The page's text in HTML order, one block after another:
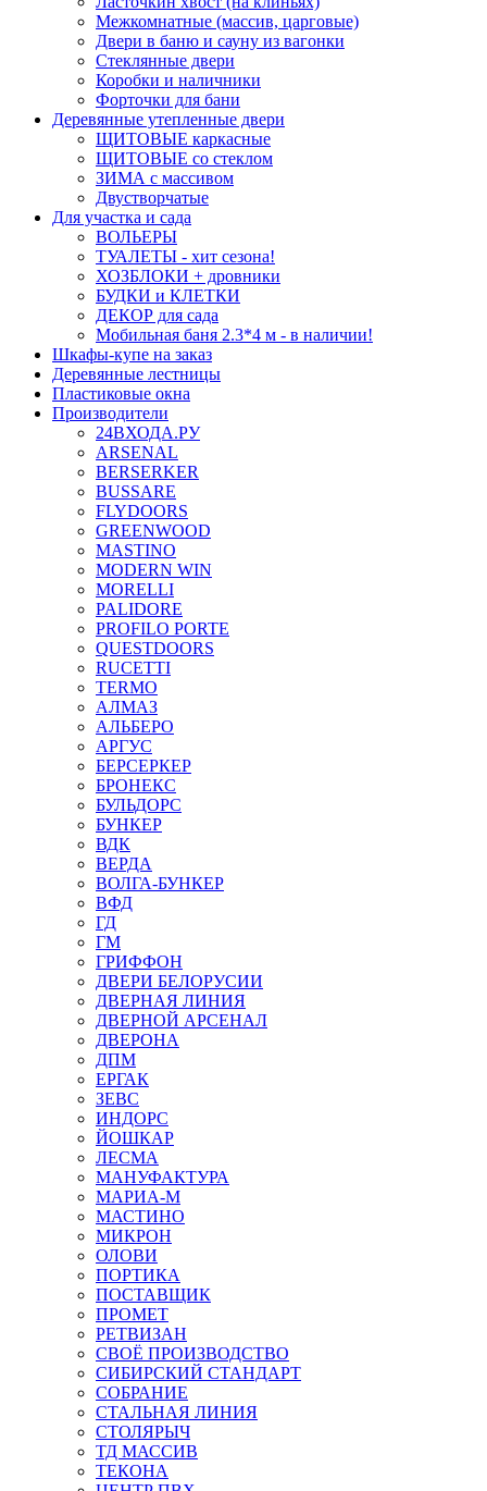
Межкомнатные (массив, царговые)
Двери в баню и сауну из вагонки
Стеклянные двери
Коробки и наличники
Форточки для бани
Деревянные утепленные двери
ЩИТОВЫЕ каркасные
ЩИТОВЫЕ со стеклом
ЗИМА с массивом
Двустворчатые
Для участка и сада
ВОЛЬЕРЫ
ТУАЛЕТЫ - хит сезона!
ХОЗБЛОКИ + дровники
БУДКИ и КЛЕТКИ
ДЕКОР для сада
Мобильная баня 2.3*4 м - в наличии!
Шкафы-купе на заказ
Деревянные лестницы
Пластиковые окна
Производители
24ВХОДА.РУ
ARSENAL
BERSERKER
BUSSARE
FLYDOORS
GREENWOOD
MASTINO
MODERN WIN
MORELLI
PALIDORE
PROFILO PORTE
QUESTDOORS
RUCETTI
TERMO
АЛМАЗ
АЛЬБЕРО
АРГУС
БЕРСЕРКЕР
БРОНЕКС
БУЛЬДОРС
БУНКЕР
ВДК
ВЕРДА
ВОЛГА-БУНКЕР
ВФД
ГД
ГМ
ГРИФФОН
ДВЕРИ БЕЛОРУСИИ
ДВЕРНАЯ ЛИНИЯ
ДВЕРНОЙ АРСЕНАЛ
ДВЕРОНА
ДПМ
ЕРГАК
ЗЕВС
ИНДОРС
ЙОШКАР
ЛЕСМА
МАНУФАКТУРА
МАРИА-М
МАСТИНО
МИКРОН
ОЛОВИ
ПОРТИКА
ПОСТАВЩИК
ПРОМЕТ
РЕТВИЗАН
СВОЁ ПРОИЗВОДСТВО
СИБИРСКИЙ СТАНДАРТ
СОБРАНИЕ
СТАЛЬНАЯ ЛИНИЯ
СТОЛЯРЫЧ
ТД МАССИВ
ТЕКОНА